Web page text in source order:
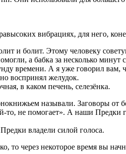
вибрациях, для него,
и болит. Этому человеку
а бабка за несколько
времени. А я уже говорил
воспринял желудок.
в каком печень, селезёнка.
называли. Заговоры от
то, не помогает». А наши Предки
владели силой голоса.
через некоторое время вы